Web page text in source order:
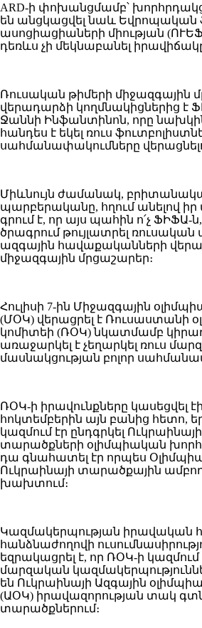
ARD-ի փոխանցմամբ՝
են անցկացվել նաև Եվրոպական
ասոցիացիաների միության
դեռևս չի մեկնաբանել
Ռուսական թիմերի միջազգային
վերադարձի կողմնակիցներից
Ջաննի Ինֆանտինոն, որը
հանդես է եկել ռուս
սահմանափակումները
Միևնույն ժամանակ, բրիտանական
պարբերականը, հղում անելով իր
գրում է, որ այս պահին ո՛չ ՖԻՖԱ-ն,
ծրագրում թույլատրել ռուսական
ազգային հավաքականների
միջազգային մրցաշարեր։
Հուլիսի 7-ին Միջազգային
(ՄՕԿ) վերացրել է Ռուսաստանի
կոմիտեի (ՌՕԿ) նկատմամբ
առաջարկել է չեղարկել ռուս
մասնակցության բոլոր
ՌՕԿ-ի իրավունքները կասեցվել
հոկտեմբերին այն բանից հետո,
կազմում էր ընդգրկել
տարածքների օլիմպիական
դա գնահատել էր որպես
Ուկրաինայի տարածքային
խախտում։
Կազմակերպության իրավական
հանձնաժողովի
եզրակացրել է, որ ՌՕԿ-ի կազմում
մարզական
են Ուկրաինայի Ազգային
(ԱՕԿ) իրավազորության տակ
տարածքներում։